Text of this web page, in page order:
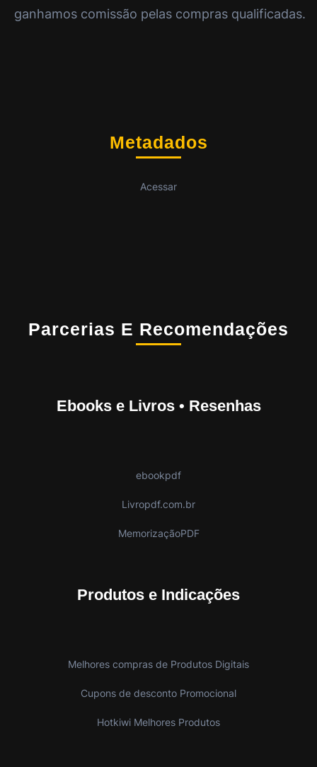
ganhamos comissão pelas compras qualificadas.
Metadados
Acessar
Parcerias E Recomendações
Ebooks e Livros • Resenhas
ebookpdf
Livropdf.com.br
MemorizaçãoPDF
Produtos e Indicações
Melhores compras de Produtos Digitais
Cupons de desconto Promocional
Hotkiwi Melhores Produtos